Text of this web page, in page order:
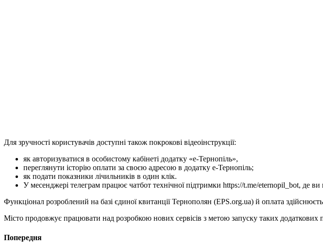
Для зручності користувачів доступні також покрокові відеоінструкції:
як авторизуватися в особистому кабінеті додатку «е-Тернопіль»,
переглянути історію оплати за своєю адресою в додатку е-Тернопіль;
як подати показники лічильників в один клік.
У месенджері телеграм працює чатбот технічної підтримки https://t.me/eternopil_bot, де
Функціонал розроблений на базі єдиної квитанції Тернополян (EPS.org.ua) й оплата
Місто продовжує працювати над розробкою нових сервісів з метою запуску таких додаткових
Попередня